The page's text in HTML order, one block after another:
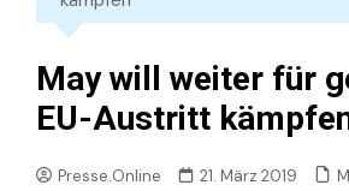
May will weiter für
EU-Austritt
Presse.Online 21. März 2019